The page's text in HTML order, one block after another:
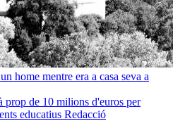
home mentre era a casa seva a
prop de 10 milions d'euros per
educatius Redacció